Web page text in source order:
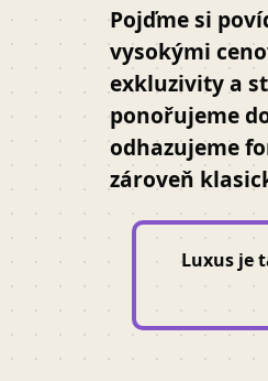
Pojďme si
vysokými
exkluzivity a
ponořujeme
odhazujeme
zároveň
Luxus je